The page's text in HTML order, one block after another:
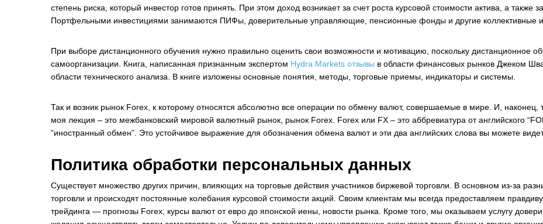
степень риска, который инвестор готов принять. При этом доход возникает за счет роста курсовой стоимости актива, а также
Портфельными инвестициями занимаются ПИФы, доверительные управляющие, пенсионные фонды и другие коллективные
При выборе дистанционного обучения нужно правильно оценить свои возможности и мотивацию, поскольку дистанционное
самоорганизации. Книга, написанная признанным экспертом Hydra Markets отзывы в области финансовых рынков Джеком
области технического анализа. В книге изложены основные понятия, методы, торговые приемы, индикаторы и системы.
Так и возник рынок Forex, к которому относятся абсолютно все операции по обмену валют, совершаемые в мире. И,
моя лекция – это межбанковский мировой валютный рынок, рынок Forex. Forex или FX – это аббревиатура от английского
“иностранный обмен”. Это устойчивое выражение для обозначения обмена валют и эти два английских слова вы можете
Политика обработки персональных данных
Существует множество других причин, влияющих на торговые действия участников биржевой торговли. В основном из-за
торговли и происходят постоянные колебания курсовой стоимости акций. Своим клиентам мы всегда предоставляем
трейдинга — прогнозы Forex, курсы валют от евро до японской иены, новости рынка. Кроме того, мы оказываем услугу